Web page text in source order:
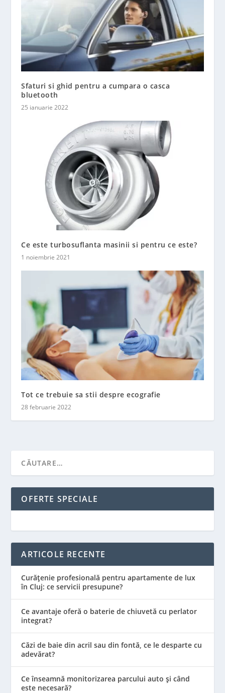
Sfaturi si ghid pentru a cumpara o casca
bluetooth
25 ianuarie 2022
Ce este turbosuflanta masinii si pentru ce este?
1 noiembrie 2021
Tot ce trebuie sa stii despre ecografie
28 februarie 2022
OFERTE SPECIALE
ARTICOLE RECENTE
Curățenie profesională pentru apartamente de lux
în Cluj: ce servicii presupune?
Ce avantaje oferă o baterie de chiuvetă cu perlator
integrat?
Căzi de baie din acril sau din fontă, ce le desparte cu
adevărat?
Ce înseamnă monitorizarea parcului auto și când
este necesară?